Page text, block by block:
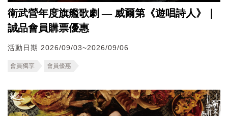
衛武營年度旗艦歌劇 — 威爾第《遊唱詩人》｜
誠品會員購票優惠
活動日期 2026/09/03~2026/09/06
會員獨享 會員優惠